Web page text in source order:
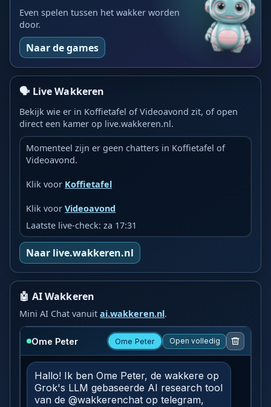
Even spelen tussen het wakker worden
door.
Naar de games
🗣️ Live Wakkeren
Bekijk wie er in Koffietafel of Videoavond zit, of open
direct een kamer op live.wakkeren.nl.
Momenteel zijn er geen chatters in Koffietafel of
Videoavond.
Klik voor Koffietafel
Klik voorVideoavond
Laatste live-check: za 17:31
Naar live.wakkeren.nl
🤖 AI Wakkeren
Mini AI Chat vanuitai.wakkeren.nl.